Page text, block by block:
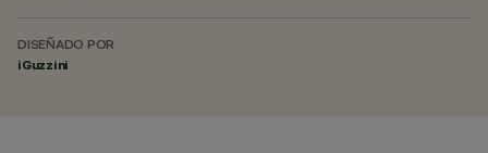
DISEÑADO POR
iGuzzini